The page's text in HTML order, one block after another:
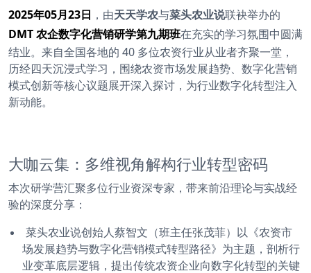
2025年05月23日 ，由天天学农与菜头农业说联袂举办的
DMT 农企数字化营销研学第九期班在充实的学习氛围中圆满
结业。来自全国各地的 40 多位农资行业从业者齐聚一堂，
历经四天沉浸式学习，围绕农资市场发展趋势、数字化营销
模式创新等核心议题展开深入探讨，为行业数字化转型注入
新动能。
大咖云集：多维视角解构行业转型密码
本次研学营汇聚多位行业资深专家，带来前沿理论与实战经
验的深度分享：
菜头农业说创始人蔡智文（班主任张茂菲）以《农资市
场发展趋势与数字化营销模式转型路径》为主题，剖析行
业变革底层逻辑，提出传统农资企业向数字化转型的关键